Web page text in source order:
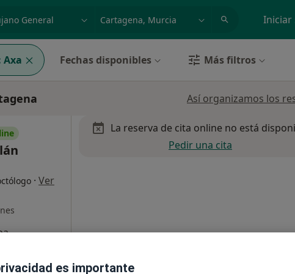
Iniciar
Axa Fechas disponibles Más filtros
Así organizamos los
· Ver
CARIDAD
La reserva de cita online no está
Pedir una cita
es importante